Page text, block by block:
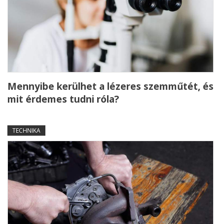
Mennyibe kerülhet a lézeres szemműtét, és
mit érdemes tudni róla?
TECHNIKA